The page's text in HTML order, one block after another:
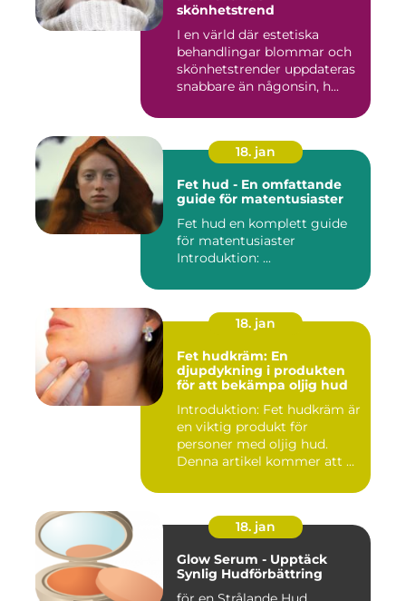
skönhetstrend
I en värld där estetiska
behandlingar blommar och
skönhetstrender uppdateras
snabbare än någonsin, h...
18. jan
Fet hud - En omfattande
guide för matentusiaster
Fet hud en komplett guide
för matentusiaster
Introduktion: ...
18. jan
Fet hudkräm: En
djupdykning i produkten
för att bekämpa oljig hud
Introduktion: Fet hudkräm är
en viktig produkt för
personer med oljig hud.
Denna artikel kommer att ...
18. jan
Glow Serum - Upptäck
Synlig Hudförbättring